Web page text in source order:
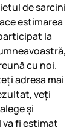
de sarcini
estimarea
la
cu noi.
adresa mai
veți
și
fi estimat